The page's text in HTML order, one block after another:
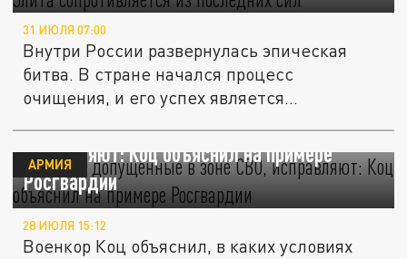
31 ИЮЛЯ 07:00
Внутри России развернулась эпическая
битва. В стране начался процесс
очищения, и его успех является
Ошибки, допущенные в зоне СВО,
исправляют: Коц объяснил на примере
Росгвардии
АРМИЯ
28 ИЮЛЯ 15:12
Военкор Коц объяснил, в каких условиях